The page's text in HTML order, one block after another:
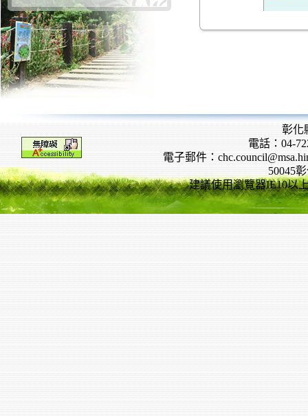
彰化
電話：04-
電子郵件：
50045
建議使用瀏覽器IE10以